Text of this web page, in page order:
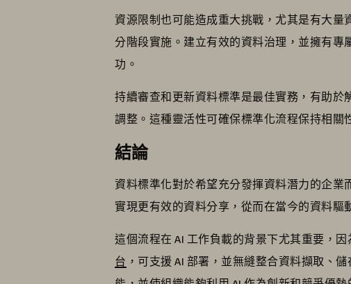
資源限制也可能造成重大挑戰，尤其是有大
分階段實施。建立有效的資料治理，並擁有
功。
持續審查和更新資料標準是最佳實務，有助
調整。這種靈活性可確保標準化流程保持相關
結論
資料標準化對於希望充分發揮資料潛力的企
實現更有效的資料分享，從而在當今的資料驅
這個流程在 AI 工作負載的背景下尤其重要，
台 ，可支援 AI 部署，並無縫整合資料擷取、